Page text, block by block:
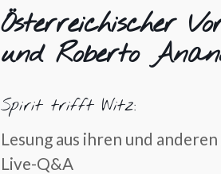
Österreichischer
und Roberto
Spirit trifft Witz:
Lesung aus ihren und
Live-Q&A